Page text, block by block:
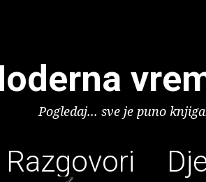
Pogledaj... sve je puno
Razgovori